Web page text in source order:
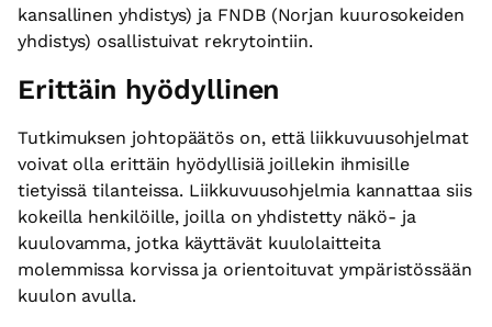
kansallinen yhdistys) ja FNDB (Norjan kuurosokeiden
yhdistys) osallistuivat rekrytointiin.
Erittäin hyödyllinen
Tutkimuksen johtopäätös on, että liikkuvuusohjelmat
voivat olla erittäin hyödyllisiä joillekin ihmisille
tietyissä tilanteissa. Liikkuvuusohjelmia kannattaa siis
kokeilla henkilöille, joilla on yhdistetty näkö- ja
kuulovamma, jotka käyttävät kuulolaitteita
molemmissa korvissa ja orientoituvat ympäristössään
kuulon avulla.